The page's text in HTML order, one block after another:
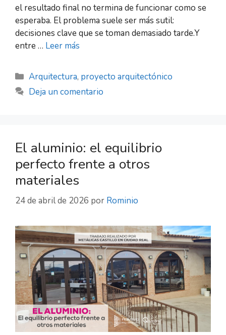
el resultado final no termina de funcionar como se
esperaba. El problema suele ser más sutil:
decisiones clave que se toman demasiado tarde.Y
entre … Leer más
Arquitectura, proyecto arquitectónico
Deja un comentario
El aluminio: el equilibrio
perfecto frente a otros
materiales
24 de abril de 2026 por Rominio